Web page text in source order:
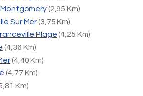
Montgomery(2,95 Km)
Sur Mer(3,75 Km)
Plage (4,25 Km)
(4,36 Km)
(4,40 Km)
(4,77 Km)
Km)